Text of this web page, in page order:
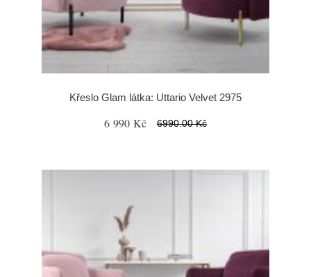
Křeslo Glam látka: Uttario Velvet 2975
6 990 Kč 6990.00 Kč